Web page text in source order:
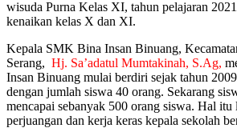
wisuda Purna Kelas XI, tahun pelajaran
kenaikan kelas X dan XI.
Kepala SMK Bina Insan Binuang,
Serang, Hj. Sa’adatul Mumtakinah, S.Ag,
Insan Binuang mulai berdiri sejak tahun
dengan jumlah siswa 40 orang. Sekarang
mencapai sebanyak 500 orang siswa. Hal itu
perjuangan dan kerja keras kepala sekolah